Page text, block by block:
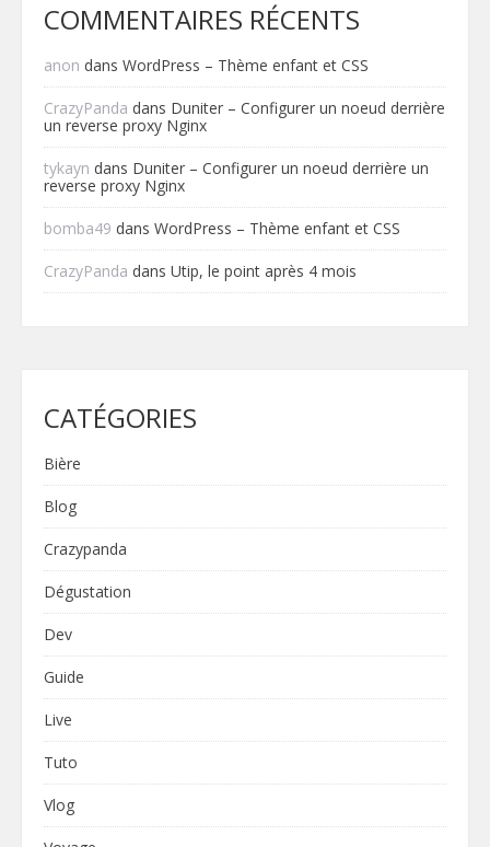
COMMENTAIRES RÉCENTS
anon dans WordPress – Thème enfant et CSS
CrazyPanda dans Duniter – Configurer un noeud derrière
un reverse proxy Nginx
tykayn dans Duniter – Configurer un noeud derrière un
reverse proxy Nginx
bomba49 dans WordPress – Thème enfant et CSS
CrazyPanda dans Utip, le point après 4 mois
CATÉGORIES
Bière
Blog
Crazypanda
Dégustation
Dev
Guide
Live
Tuto
Vlog